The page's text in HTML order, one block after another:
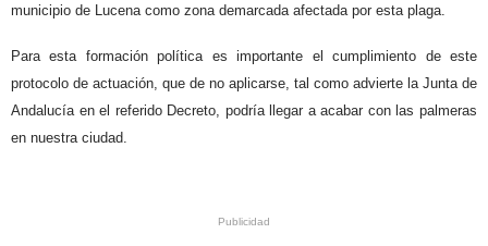
municipio de Lucena como zona demarcada afectada por esta plaga.
Para esta formación política es importante el cumplimiento de este
protocolo de actuación, que de no aplicarse, tal como advierte la Junta de
Andalucía en el referido Decreto, podría llegar a acabar con las palmeras
en nuestra ciudad.